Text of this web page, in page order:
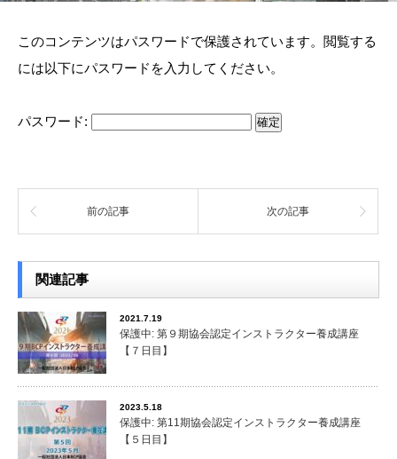
このコンテンツはパスワードで保護されています。閲覧する
には以下にパスワードを入力してください。
パスワード:
前の記事 次の記事
関連記事
2021.7.19
保護中: 第９期協会認定インストラクター養成講座
【７日目】
2023.5.18
保護中: 第11期協会認定インストラクター養成講座
【５日目】